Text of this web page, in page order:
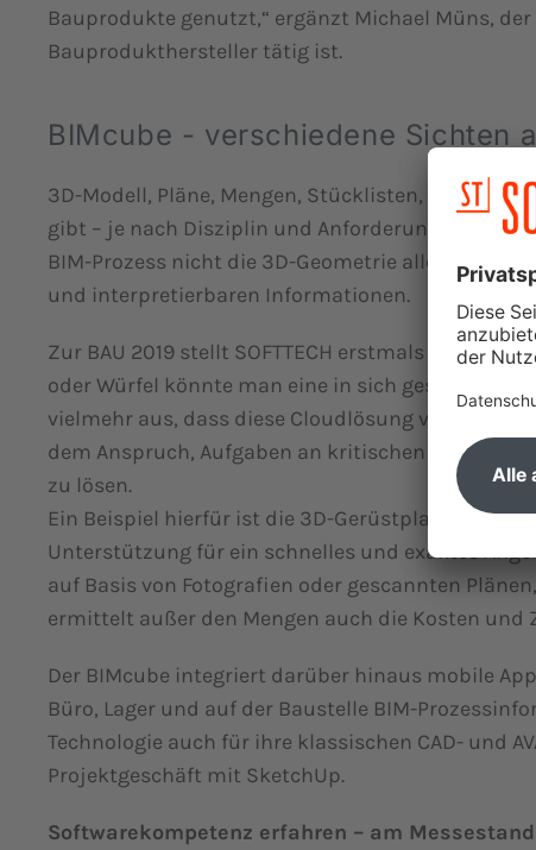
Bauprodukte genutzt,“ ergänzt Michael Müns,
Bauprodukthersteller tätig ist.
BIMcube - verschiedene Sichten
3D-Modell, Pläne, Mengen, Stücklisten, Kosten,
gibt – je nach Disziplin und Anforderung –
BIM-Prozess nicht die 3D-Geometrie allein. Diese
und interpretierbaren Informationen.
Zur BAU 2019 stellt SOFTTECH erstmals ihre
oder Würfel könnte man eine in sich
vielmehr aus, dass diese Cloudlösung
dem Anspruch, Aufgaben an kritischen
zu lösen.
Ein Beispiel hierfür ist die 3D-Gerüstplanung
Unterstützung für ein schnelles und exaktes
auf Basis von Fotografien oder gescannten
ermittelt außer den Mengen auch die Kosten und
Der BIMcube integriert darüber hinaus mobile
Büro, Lager und auf der Baustelle BIM-
Technologie auch für ihre klassischen CAD- und
Projektgeschäft mit SketchUp.
Softwarekompetenz erfahren – am Messestand